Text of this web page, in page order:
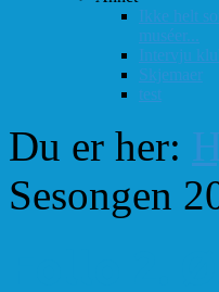
Ikke helt
muséer...
Intervju
Skjemaer
test
Du er her:
Sesongen